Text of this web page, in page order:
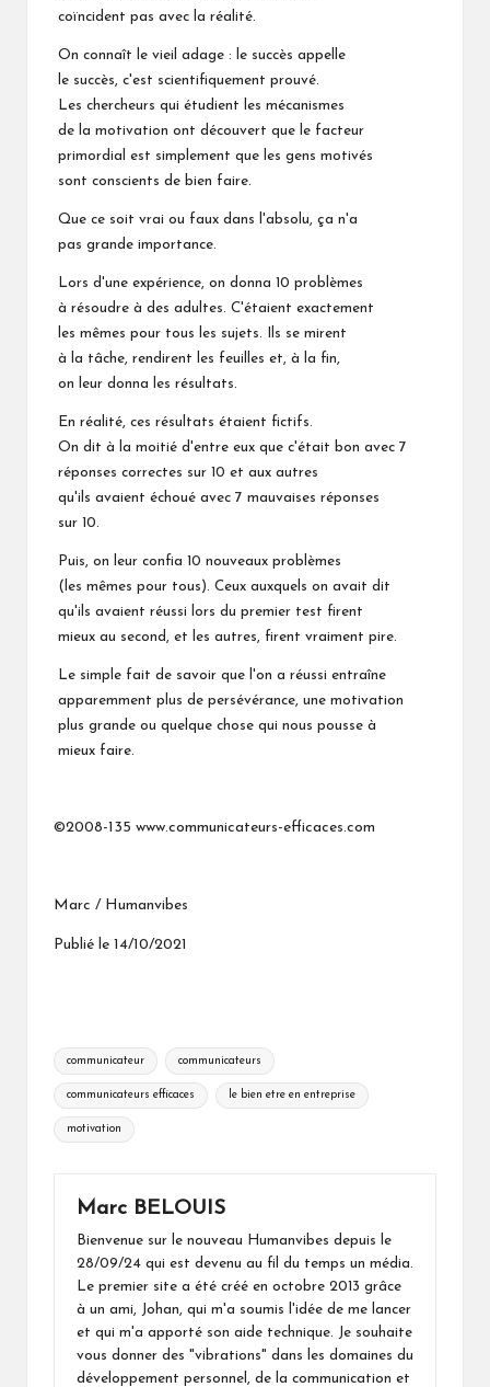
coïncident pas avec la réalité.
On connaît le vieil adage : le succès appelle
le succès, c'est scientifiquement prouvé.
Les chercheurs qui étudient les mécanismes
de la motivation ont découvert que le facteur
primordial est simplement que les gens motivés
sont conscients de bien faire.
Que ce soit vrai ou faux dans l'absolu, ça n'a
pas grande importance.
Lors d'une expérience, on donna 10 problèmes
à résoudre à des adultes. C'étaient exactement
les mêmes pour tous les sujets. Ils se mirent
à la tâche, rendirent les feuilles et, à la fin,
on leur donna les résultats.
En réalité, ces résultats étaient fictifs.
On dit à la moitié d'entre eux que c'était bon avec 7
réponses correctes sur 10 et aux autres
qu'ils avaient échoué avec 7 mauvaises réponses
sur 10.
Puis, on leur confia 10 nouveaux problèmes
(les mêmes pour tous). Ceux auxquels on avait dit
qu'ils avaient réussi lors du premier test firent
mieux au second, et les autres, firent vraiment pire.
Le simple fait de savoir que l'on a réussi entraîne
apparemment plus de persévérance, une motivation
plus grande ou quelque chose qui nous pousse à
mieux faire.
©2008-135 www.communicateurs-efficaces.com
Marc / Humanvibes
Publié le 14/10/2021
Tags:
communicateur communicateurs
communicateurs efficaces le bien etre en entreprise
motivation
Marc BELOUIS
Bienvenue sur le nouveau Humanvibes depuis le
28/09/24 qui est devenu au fil du temps un média.
Le premier site a été créé en octobre 2013 grâce
à un ami, Johan, qui m'a soumis l'idée de me lancer
et qui m'a apporté son aide technique. Je souhaite
vous donner des "vibrations" dans les domaines du
développement personnel, de la communication et